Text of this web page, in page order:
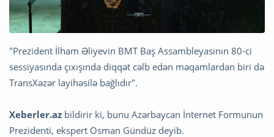
"Prezident İlham Əliyevin BMT Baş Assambleyasının 80-ci
sessiyasında çıxışında diqqət cəlb edən məqamlardan biri də
TransXəzər layihəsilə bağlıdır".
Xeberler.az bildirir ki, bunu Azərbaycan İnternet Formunun
Prezidenti, ekspert Osman Gündüz deyib.